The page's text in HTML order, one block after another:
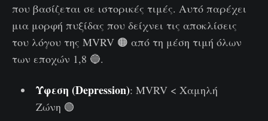
που βασίζεται σε ιστορικές τιμές. Αυτό παρέχει
μια μορφή πυξίδας που δείχνει τις αποκλίσεις
του λόγου της MVRV 🟠 από τη μέση τιμή όλων
των εποχών 1,8 🔵.
Ύφεση (Depression): MVRV < Χαμηλή
Ζώνη 🟢